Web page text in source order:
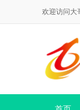
欢迎访问大